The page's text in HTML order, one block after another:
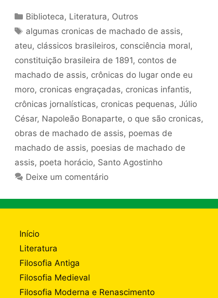
Categorias
Biblioteca, Literatura, Outros
Tags
algumas cronicas de machado de assis,
ateu, clássicos brasileiros, consciência moral,
constituição brasileira de 1891, contos de
machado de assis, crônicas do lugar onde eu
moro, cronicas engraçadas, cronicas infantis,
crônicas jornalísticas, cronicas pequenas, Júlio
César, Napoleão Bonaparte, o que são cronicas,
obras de machado de assis, poemas de
machado de assis, poesias de machado de
assis, poeta horácio, Santo Agostinho
Deixe um comentário
Início
Literatura
Filosofia Antiga
Filosofia Medieval
Filosofia Moderna e Renascimento